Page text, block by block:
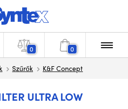
0 0
Szűrők K&F Concept
ULTRA LOW